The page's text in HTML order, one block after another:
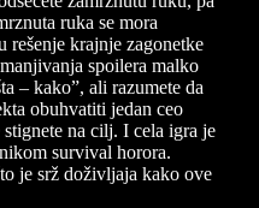
ruka se mora
rešenje krajnje zagonetke
spoilera malko
– kako”, ali razumete da
obuhvatiti jedan ceo
na cilj. I cela igra je
survival horora.
je srž doživljaja kako ove